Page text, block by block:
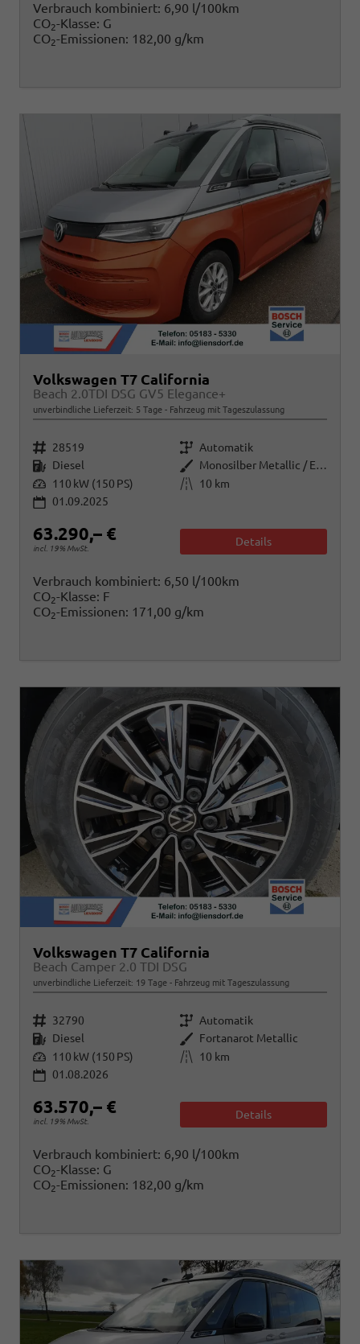
Verbrauch kombiniert: 6,90 l/100km
CO2-Klasse: G
CO2-Emissionen: 182,00 g/km
Volkswagen T7 California
Beach 2.0TDI DSG GV5 Elegance+
unverbindliche Lieferzeit: 5 Tage Fahrzeug mit Tageszulassung
Fahrzeugnr. 28519 Getriebe Automatik
Kraftstoff Diesel Außenfarbe
Monosilber Metallic / Energeticorange Metallic
Leistung 110 kW (150 PS) Kilometerstand
10 km
01.09.2025
63.290,– €
incl. 19% MwSt.
Details
Verbrauch kombiniert: 6,50 l/100km
CO2-Klasse: F
CO2-Emissionen: 171,00 g/km
Volkswagen T7 California
Beach Camper 2.0 TDI DSG
unverbindliche Lieferzeit: 19 Tage Fahrzeug mit Tageszulassung
Fahrzeugnr. 32790 Getriebe Automatik
Kraftstoff Diesel Außenfarbe Fortanarot Metallic
Leistung 110 kW (150 PS) Kilometerstand
10 km
01.08.2026
63.570,– €
incl. 19% MwSt.
Details
Verbrauch kombiniert: 6,90 l/100km
CO2-Klasse: G
CO2-Emissionen: 182,00 g/km